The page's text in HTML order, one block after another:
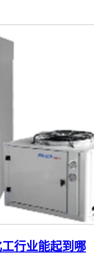
行业能起到哪